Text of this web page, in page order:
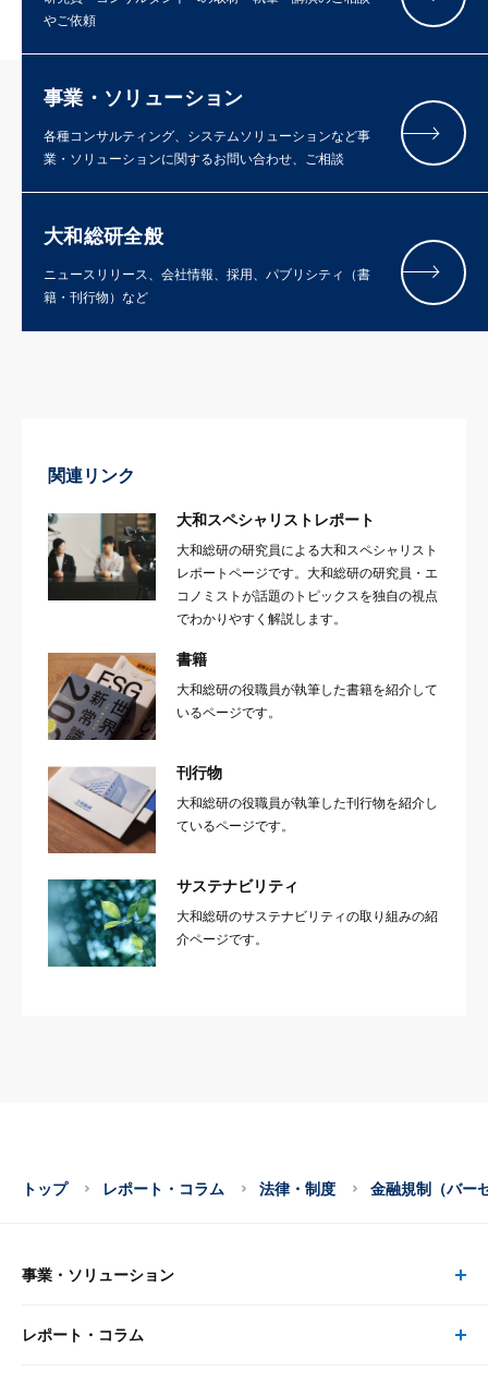
やご依頼
事業・ソリューション
各種コンサルティング、システムソリューションなど事
業・ソリューションに関するお問い合わせ、ご相談
大和総研全般
ニュースリリース、会社情報、採用、パブリシティ（書
籍・刊行物）など
関連リンク
大和スペシャリストレポート
大和総研の研究員による大和スペシャリスト
レポートページです。大和総研の研究員・エ
コノミストが話題のトピックスを独自の視点
でわかりやすく解説します。
書籍
大和総研の役職員が執筆した書籍を紹介して
いるページです。
刊行物
大和総研の役職員が執筆した刊行物を紹介し
ているページです。
サステナビリティ
大和総研のサステナビリティの取り組みの紹
介ページです。
トップ レポート・コラム 法律・制度 金融規制（バー
事業・ソリューション
事業・ソリューション トップ
レポート・コラム